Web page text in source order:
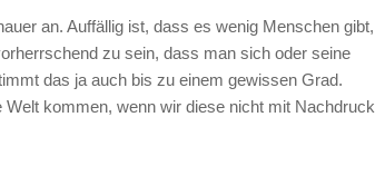
an. Auffällig ist, dass es wenig Menschen gibt,
zu sein, dass man sich oder seine
das ja auch bis zu einem gewissen Grad.
kommen, wenn wir diese nicht mit Nachdruck